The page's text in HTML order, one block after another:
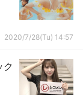
2020/7/28(Tu) 14:57
ク